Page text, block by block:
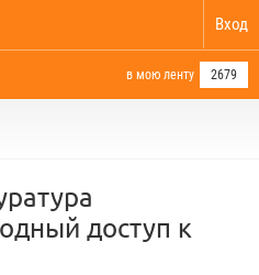
Вход
в мою ленту 2679
доступ к